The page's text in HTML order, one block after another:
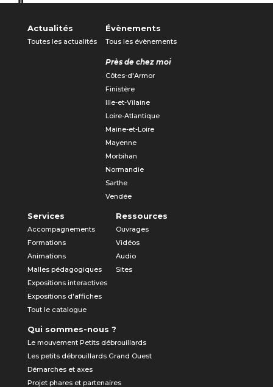
Actualités
Toutes les actualités
Évènements
Tous les évènements
Près de chez moi
Côtes-d'Armor
Finistère
Ille-et-Vilaine
Loire-Atlantique
Maine-et-Loire
Mayenne
Morbihan
Normandie
Sarthe
Vendée
Services
Accompagnements
Formations
Animations
Malles pédagogiques
Expositions interactives
Expositions d'affiches
Tout le catalogue
Ressources
Ouvrages
Vidéos
Audio
Sites
Qui sommes-nous ?
Le mouvement Petits débrouillards
Les petits débrouillards Grand Ouest
Démarches et axes
Projet phares et partenaires